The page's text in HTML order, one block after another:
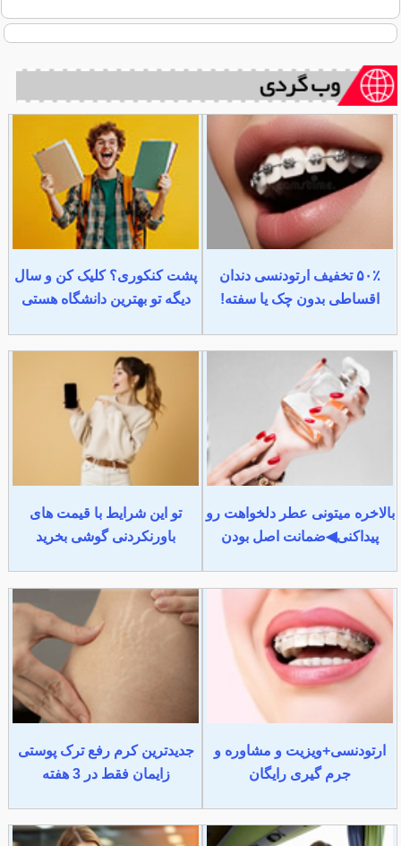
۵۰٪ تخفیف ارتودنسی دندان
اقساطی بدون چک یا سفته!
پشت کنکوری؟ کلیک کن و سال
دیگه تو بهترین دانشگاه هستی
بالاخره میتونی عطر دلخواهت رو
پیداکنی◀ضمانت اصل بودن
تو این شرایط با قیمت های
باورنکردنی گوشی بخرید
ارتودنسی+ویزیت و مشاوره و
جرم گیری رایگان
جدیدترین کرم رفع ترک پوستی
زایمان فقط در 3 هفته